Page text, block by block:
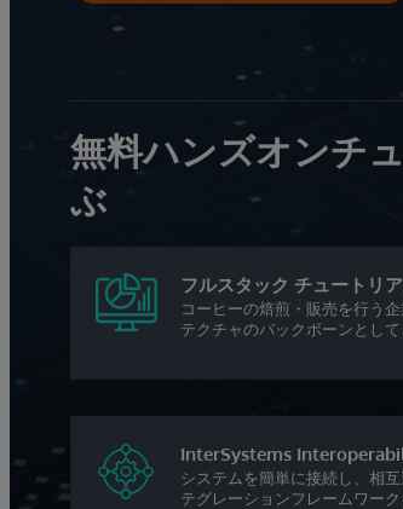
無料ハンズオンチ
ぶ
フルスタック チュートリ
コーヒーの焙煎・販売を行う
テクチャのバックボーンとし
InterSystems
システムを簡単に接続し、相
テグレーションフレームワー